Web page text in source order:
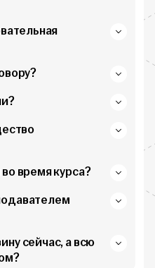
время курса?
сейчас, а всю